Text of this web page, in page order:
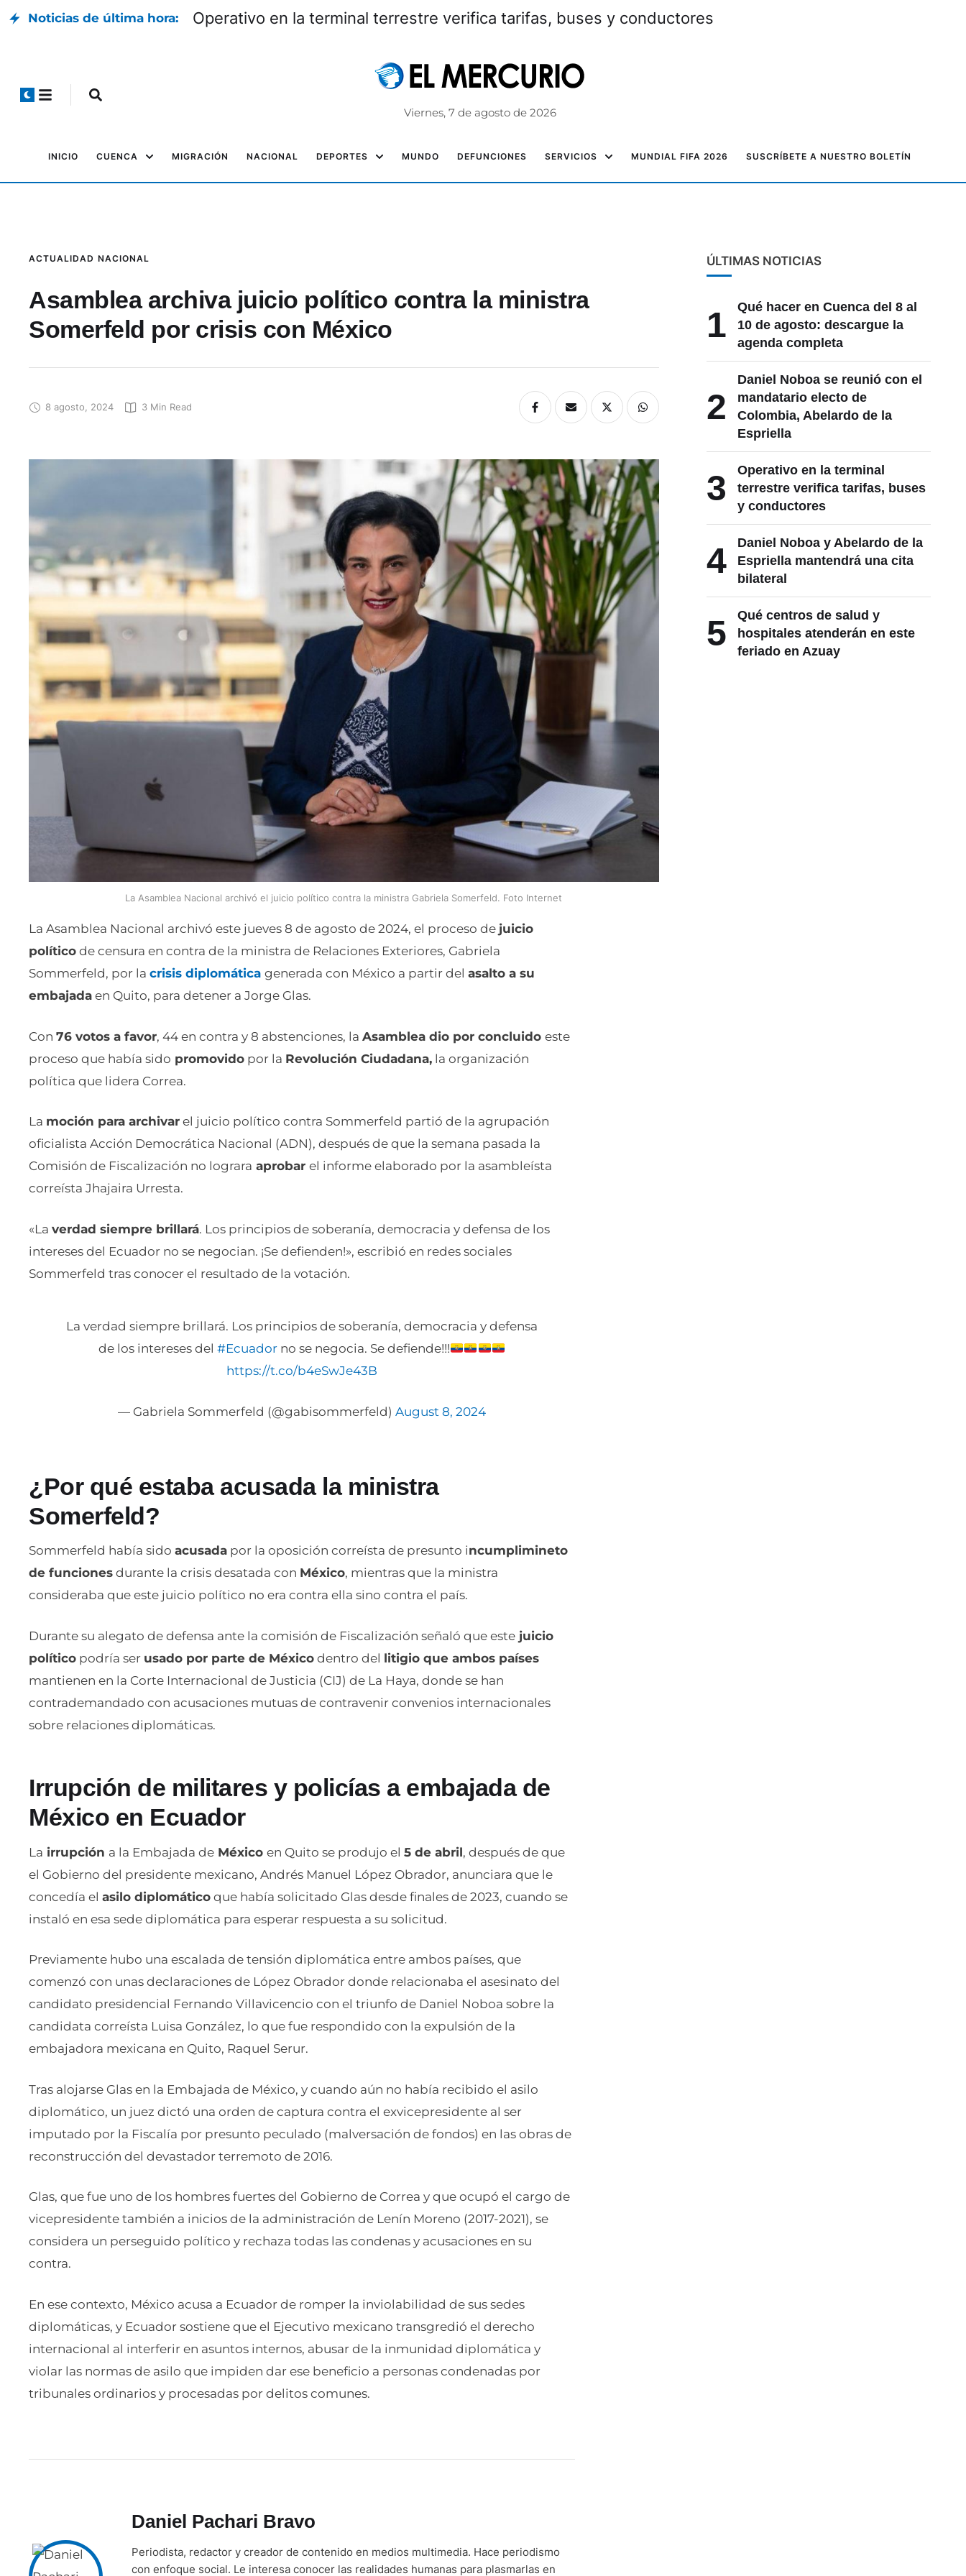
Noticias de última hora:
la Espriella Operativo en la terminal terrestre verifica tarifas, buses y conductores
Viernes, 7 de agosto de 2026
INICIO CUENCA MIGRACIÓN NACIONAL DEPORTES MUNDO DEFUNCIONES SERVICIOS MUNDIAL FIFA 2026 SUSCRÍBETE A NUESTRO BOLETÍN
ACTUALIDAD NACIONAL
Asamblea archiva juicio político contra la ministra
Somerfeld por crisis con México
8 agosto, 2024 3 Min Read
La Asamblea Nacional archivó el juicio político contra la ministra Gabriela Somerfeld. Foto Internet
La Asamblea Nacional archivó este jueves 8 de agosto de 2024, el proceso de juicio
político de censura en contra de la ministra de Relaciones Exteriores, Gabriela
Sommerfeld, por la crisis diplomática generada con México a partir del asalto a su
embajada en Quito, para detener a Jorge Glas.
Con 76 votos a favor, 44 en contra y 8 abstenciones, la Asamblea dio por concluido este
proceso que había sido promovido por la Revolución Ciudadana, la organización
política que lidera Correa.
La moción para archivar el juicio político contra Sommerfeld partió de la agrupación
oficialista Acción Democrática Nacional (ADN), después de que la semana pasada la
Comisión de Fiscalización no lograra aprobar el informe elaborado por la asambleísta
correísta Jhajaira Urresta.
«La verdad siempre brillará. Los principios de soberanía, democracia y defensa de los
intereses del Ecuador no se negocian. ¡Se defienden!», escribió en redes sociales
Sommerfeld tras conocer el resultado de la votación.
La verdad siempre brillará. Los principios de soberanía, democracia y defensa
de los intereses del #Ecuadorno se negocia. Se defiende!!!
https://t.co/b4eSwJe43B
— Gabriela Sommerfeld (@gabisommerfeld) August 8, 2024
¿Por qué estaba acusada la ministra
Somerfeld?
Sommerfeld había sido acusada por la oposición correísta de presunto incumplimineto
de funciones durante la crisis desatada con México, mientras que la ministra
consideraba que este juicio político no era contra ella sino contra el país.
Durante su alegato de defensa ante la comisión de Fiscalización señaló que este juicio
político podría ser usado por parte de México dentro del litigio que ambos países
mantienen en la Corte Internacional de Justicia (CIJ) de La Haya, donde se han
contrademandado con acusaciones mutuas de contravenir convenios internacionales
sobre relaciones diplomáticas.
Irrupción de militares y policías a embajada de
México en Ecuador
La irrupción a la Embajada de México en Quito se produjo el 5 de abril, después de que
el Gobierno del presidente mexicano, Andrés Manuel López Obrador, anunciara que le
concedía el asilo diplomático que había solicitado Glas desde finales de 2023, cuando se
instaló en esa sede diplomática para esperar respuesta a su solicitud.
Previamente hubo una escalada de tensión diplomática entre ambos países, que
comenzó con unas declaraciones de López Obrador donde relacionaba el asesinato del
candidato presidencial Fernando Villavicencio con el triunfo de Daniel Noboa sobre la
candidata correísta Luisa González, lo que fue respondido con la expulsión de la
embajadora mexicana en Quito, Raquel Serur.
Tras alojarse Glas en la Embajada de México, y cuando aún no había recibido el asilo
diplomático, un juez dictó una orden de captura contra el exvicepresidente al ser
imputado por la Fiscalía por presunto peculado (malversación de fondos) en las obras de
reconstrucción del devastador terremoto de 2016.
Glas, que fue uno de los hombres fuertes del Gobierno de Correa y que ocupó el cargo de
vicepresidente también a inicios de la administración de Lenín Moreno (2017-2021), se
considera un perseguido político y rechaza todas las condenas y acusaciones en su
contra.
En ese contexto, México acusa a Ecuador de romper la inviolabilidad de sus sedes
diplomáticas, y Ecuador sostiene que el Ejecutivo mexicano transgredió el derecho
internacional al interferir en asuntos internos, abusar de la inmunidad diplomática y
violar las normas de asilo que impiden dar ese beneficio a personas condenadas por
tribunales ordinarios y procesadas por delitos comunes.
Daniel Pachari Bravo
Periodista, redactor y creador de contenido en medios multimedia. Hace periodismo
con enfoque social. Le interesa conocer las realidades humanas para plasmarlas en
ÚLTIMAS NOTICIAS
1
Qué hacer en Cuenca del 8 al
10 de agosto: descargue la
agenda completa
2
Daniel Noboa se reunió con el
mandatario electo de
Colombia, Abelardo de la
Espriella
3
Operativo en la terminal
terrestre verifica tarifas, buses
y conductores
4
Daniel Noboa y Abelardo de la
Espriella mantendrá una cita
bilateral
5
Qué centros de salud y
hospitales atenderán en este
feriado en Azuay